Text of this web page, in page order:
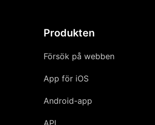
Produkten
Försök på webben
App för iOS
Android-app
API